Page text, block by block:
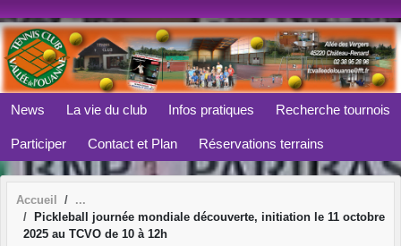
News La vie du club Infos pratiques Recherche tournois
Participer Contact et Plan Réservations terrains
Accueil
Pickleball journée mondiale découverte, initiation le 11 octobre
2025 au TCVO de 10 à 12h